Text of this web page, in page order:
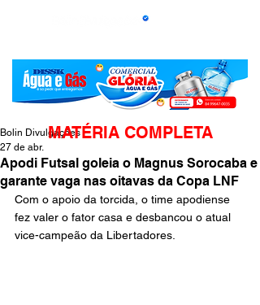
Apodi Futsal goleia o Magnus Sorocaba e
garante vaga nas oitavas da Copa LNF
Bolin Divulgações
27 de abr.
Com o apoio da torcida, o time apodiense
fez valer o fator casa e desbancou o atual
vice-campeão da Libertadores.
MATÉRIA COMPLETA